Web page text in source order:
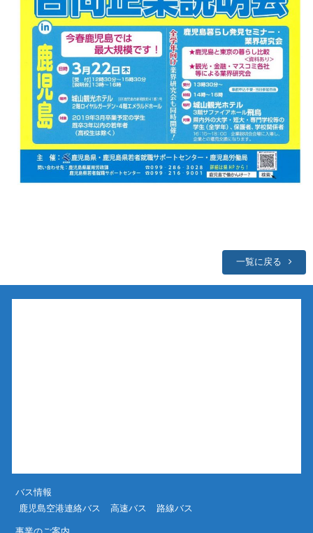
一覧に戻る
バス情報
鹿児島空港連絡バス
高速バス 路線バス